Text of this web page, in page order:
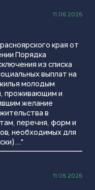
11.06.2026
края от
Порядка
из списка
выплат на
молодым
проживающим и
желание
в
перечня, форм и
необходимых для
11.06.2026